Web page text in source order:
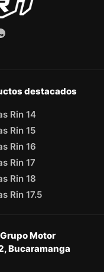
destacados
Rin 14
Rin 15
Rin 16
Rin 17
Rin 18
Rin 17.5
Motor
Bucaramanga